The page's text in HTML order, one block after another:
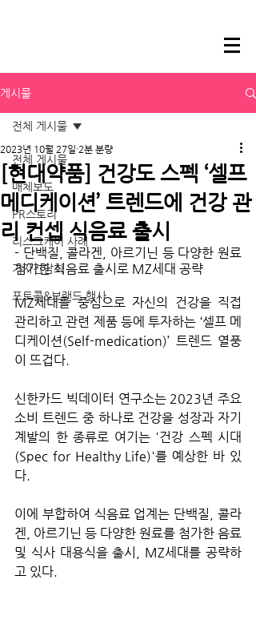
게시물
전체 게시물
매체보도
PR스토리
리스크케어 사례
기자간담회
포토콜&브랜드 행사
전체 게시물
[현대약품] 건강도 스펙 ‘셀프
메디케이션’ 트렌드에 건강 관
리 컨셉 식음료 출시
2023년 10월 27일 2분 분량
- 단백질, 콜라겐, 아르기닌 등 다양한 원료
첨가한 식음료 출시로 MZ세대 공략
MZ세대를 중심으로 자신의 건강을 직접
관리하고 관련 제품 등에 투자하는 ‘셀프 메
디케이션(Self-medication)’ 트렌드 열풍
이 뜨겁다.
신한카드 빅데이터 연구소는 2023년 주요
소비 트렌드 중 하나로 건강을 성장과 자기
계발의 한 종류로 여기는 '건강 스펙 시대
(Spec for Healthy Life)'를 예상한 바 있
다.
이에 부합하여 식음료 업계는 단백질, 콜라
겐, 아르기닌 등 다양한 원료를 첨가한 음료
및 식사 대용식을 출시, MZ세대를 공략하
고 있다.